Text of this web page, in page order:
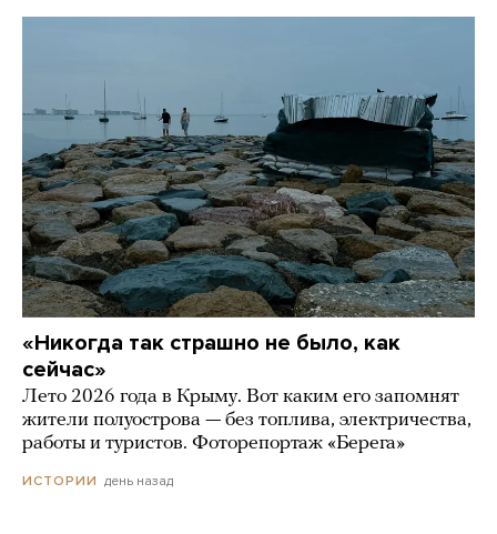
«Никогда так страшно не было, как
сейчас»
Лето 2026 года в Крыму. Вот каким его запомнят
жители полуострова — без топлива, электричества,
работы и туристов. Фоторепортаж «Берега»
ИСТОРИИ день назад